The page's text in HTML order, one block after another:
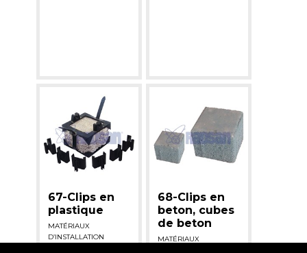
67-Clips en
plastique
MATÉRIAUX
D’INSTALLATION
68-Clips en
beton, cubes
de beton
MATÉRIAUX